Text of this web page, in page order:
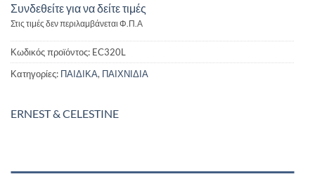
Συνδεθείτε για να δείτε τιμές
Στις τιμές δεν περιλαμβάνεται Φ.Π.Α
Κωδικός προϊόντος: EC320L
Κατηγορίες: ΠΑΙΔΙΚΑ, ΠΑΙΧΝΙΔΙΑ
ERNEST & CELESTINE